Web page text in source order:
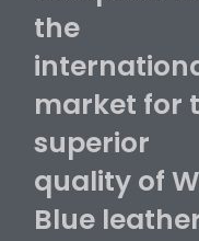
the
market for
superior
quality of
Blue